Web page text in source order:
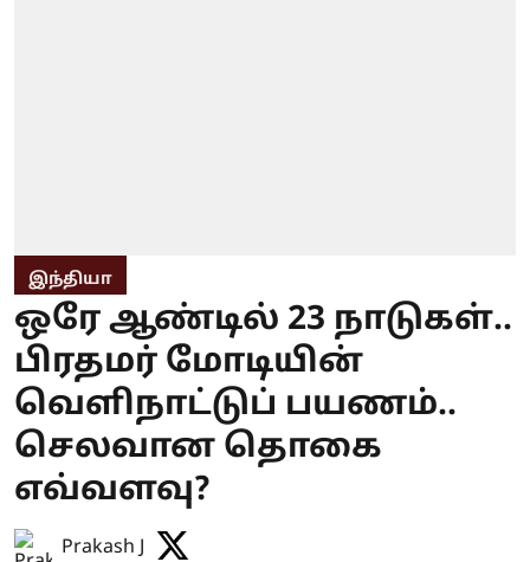
இந்தியா
ஒரே ஆண்டில் 23 நாடுகள்..
பிரதமர் மோடியின்
வெளிநாட்டுப் பயணம்..
செலவான தொகை
எவ்வளவு?
Prakash J